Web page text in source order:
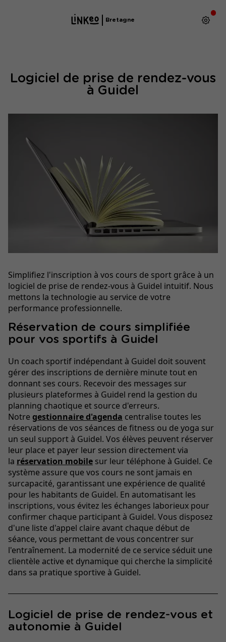
Bretagne
Logiciel de prise de rendez-vous
à Guidel
Simplifiez l'inscription à vos cours de sport grâce à un
logiciel de prise de rendez-vous à Guidel intuitif. Nous
mettons la technologie au service de votre
performance professionnelle.
Réservation de cours simplifiée
pour vos sportifs à Guidel
Un coach sportif indépendant à Guidel doit souvent
gérer des inscriptions de dernière minute tout en
donnant ses cours. Recevoir des messages sur
plusieurs plateformes à Guidel rend la gestion du
planning chaotique et source d'erreurs.
Notre gestionnaire d'agenda centralise toutes les
réservations de vos séances de fitness ou de yoga sur
un seul support à Guidel. Vos élèves peuvent réserver
leur place et payer leur session directement via
la réservation mobile sur leur téléphone à Guidel. Ce
système assure que vos cours ne sont jamais en
surcapacité, garantissant une expérience de qualité
pour les habitants de Guidel. En automatisant les
inscriptions, vous évitez les échanges laborieux pour
confirmer chaque participant à Guidel. Vous disposez
d'une liste d'appel claire avant chaque début de
séance, vous permettant de vous concentrer sur
l'entraînement. La modernité de ce service séduit une
clientèle active et dynamique qui cherche la simplicité
dans sa pratique sportive à Guidel.
Logiciel de prise de rendez-vous et
autonomie à Guidel